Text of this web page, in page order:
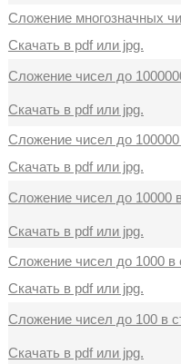
Сложение многозначных
Скачать в pdf или jpg.
Сложение чисел до
Скачать в pdf или jpg.
Сложение чисел до
Скачать в pdf или jpg.
Сложение чисел до 10000
Скачать в pdf или jpg.
Сложение чисел до 1000 в
Скачать в pdf или jpg.
Сложение чисел до 100 в
Скачать в pdf или jpg.